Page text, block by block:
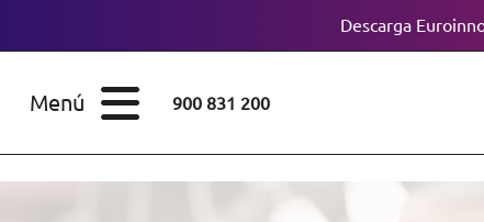
Descarga
Menú 900 831 200
ESTUDIOS
Licenciaturas